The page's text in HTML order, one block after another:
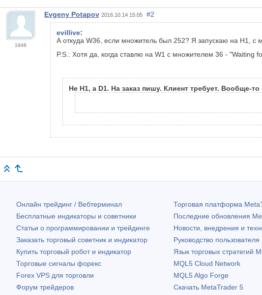
1948
Evgeny Potapov 2016.10.14 15:05 #2
evillive:
А откуда W36, если множитель был 252? Я запускаю на Н1, с
P.S.: Хотя да, когда ставлю на W1 с множителем 36 - "Waiting
Не Н1, а D1. На заказ пишу. Клиент требует. Вообще-
Онлайн трейдинг / Вебтерминал
Бесплатные индикаторы и советники
Статьи о программировании и трейдинге
Заказать торговый советник и индикатор
Купить торговый робот и индикатор
Торговые сигналы форекс
Forex VPS для торговли
Форум трейдеров
Торговая платформа
Последние обновления
Новости, внедрения и
Руководство пользователя
Язык торговых стратегий
MQL5 Cloud Network
MQL5 Algo Forge
Скачать MetaTrader 5